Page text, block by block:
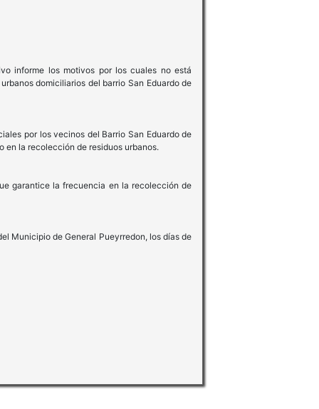
informe los motivos por los cuales no está
domiciliarios del barrio San Eduardo de
por los vecinos del Barrio San Eduardo de
en la recolección de residuos urbanos.
garantice la frecuencia en la recolección de
Municipio de General Pueyrredon, los días de